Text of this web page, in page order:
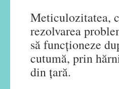
Meticulozitatea,
rezolvarea
să funcţioneze
cutumă, prin
din ţară.